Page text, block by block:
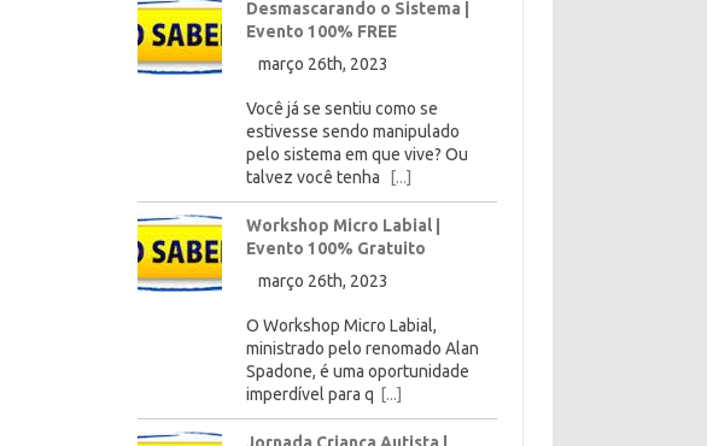
Desmascarando o Sistema |
Evento 100% FREE
março 26th, 2023
Você já se sentiu como se
estivesse sendo manipulado
pelo sistema em que vive? Ou
talvez você tenha
[...]
Workshop Micro Labial |
Evento 100% Gratuito
março 26th, 2023
O Workshop Micro Labial,
ministrado pelo renomado Alan
Spadone, é uma oportunidade
imperdível para q [...]